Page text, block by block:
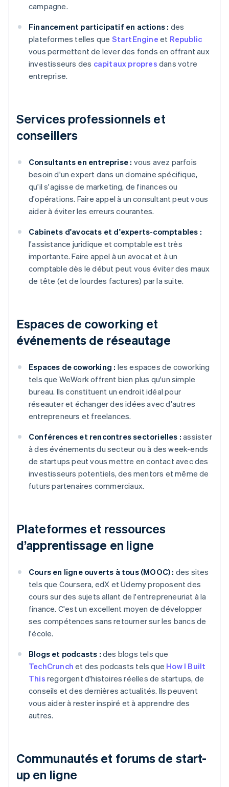
campagne.
Financement participatif en actions : des
plateformes telles que StartEngine et Republic
vous permettent de lever des fonds en offrant aux
investisseurs des capitaux propres dans votre
entreprise.
Services professionnels et
conseillers
Consultants en entreprise : vous avez parfois
besoin d'un expert dans un domaine spécifique,
qu'il s'agisse de marketing, de finances ou
d'opérations. Faire appel à un consultant peut vous
aider à éviter les erreurs courantes.
Cabinets d'avocats et d'experts-comptables :
l'assistance juridique et comptable est très
importante. Faire appel à un avocat et à un
comptable dès le début peut vous éviter des maux
de tête (et de lourdes factures) par la suite.
Espaces de coworking et
événements de réseautage
Espaces de coworking : les espaces de coworking
tels que WeWork offrent bien plus qu'un simple
bureau. Ils constituent un endroit idéal pour
réseauter et échanger des idées avec d'autres
entrepreneurs et freelances.
Conférences et rencontres sectorielles : assister
à des événements du secteur ou à des week-ends
de startups peut vous mettre en contact avec des
investisseurs potentiels, des mentors et même de
futurs partenaires commerciaux.
Plateformes et ressources
d’apprentissage en ligne
Cours en ligne ouverts à tous (MOOC) : des sites
tels que Coursera, edX et Udemy proposent des
cours sur des sujets allant de l'entrepreneuriat à la
finance. C'est un excellent moyen de développer
ses compétences sans retourner sur les bancs de
l'école.
Blogs et podcasts : des blogs tels que
TechCrunch et des podcasts tels que How I Built
This regorgent d'histoires réelles de startups, de
conseils et des dernières actualités. Ils peuvent
vous aider à rester inspiré et à apprendre des
autres.
Communautés et forums de start-
up en ligne